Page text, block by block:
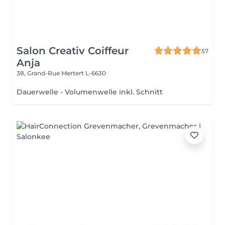
Salon Creativ Coiffeur
Anja
57
38, Grand-Rue Mertert L-6630
Dauerwelle - Volumenwelle inkl. Schnitt